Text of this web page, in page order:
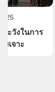
ะวังในการ
งเจาะ